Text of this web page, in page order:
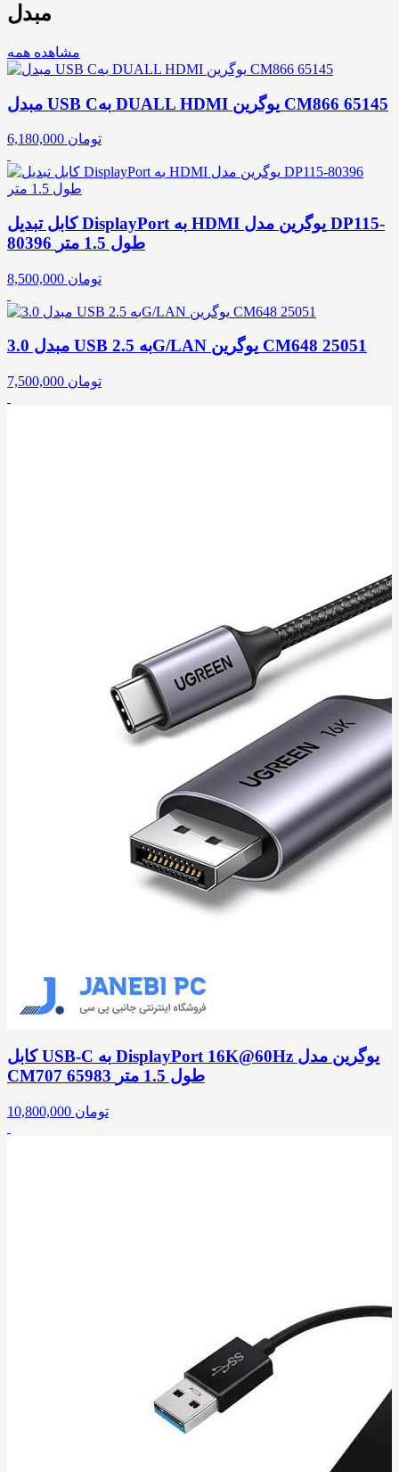
مبدل
مشاهده همه
مبدل USB Cبه DUALL HDMI یوگرین CM866 65145
6,180,000 تومان
کابل تبدیل DisplayPort به HDMI یوگرین مدل DP115-
80396 طول 1.5 متر
8,500,000 تومان
مبدل 3.0 USB به 2.5G/LAN یوگرین CM648 25051
7,500,000 تومان
کابل USB-C به DisplayPort 16K@60Hz یوگرین مدل
CM707 65983 طول 1.5 متر
10,800,000 تومان